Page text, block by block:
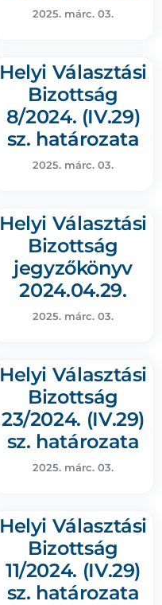
2025. márc. 03.
Helyi Választási
Bizottság
8/2024. (IV.29)
sz. határozata
2025. márc. 03.
Helyi Választási
Bizottság
jegyzőkönyv
2024.04.29.
2025. márc. 03.
Helyi Választási
Bizottság
23/2024. (IV.29)
sz. határozata
2025. márc. 03.
Helyi Választási
Bizottság
11/2024. (IV.29)
sz. határozata